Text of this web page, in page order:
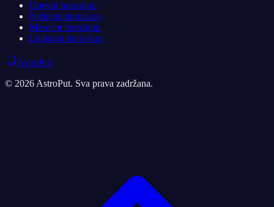
Dnevni horoskop
Nedeljni horoskop
Mesecni horoskop
Ljubavni horoskop
AstroPut
© 2026 AstroPut. Sva prava zadržana.